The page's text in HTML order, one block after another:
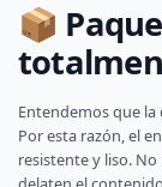
📦
Entendemos que
Por esta razón, el
resistente y liso.